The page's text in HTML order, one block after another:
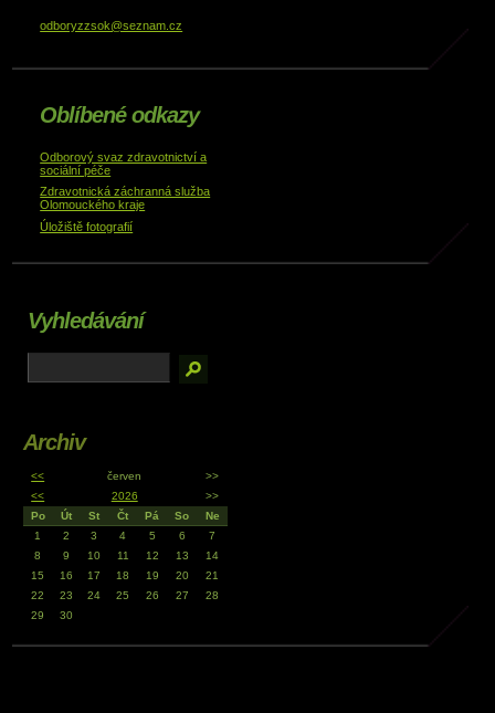
odboryzzsok@seznam.cz
Oblíbené odkazy
Odborový svaz zdravotnictví a
sociální péče
Zdravotnická záchranná služba
Olomouckého kraje
Úložiště fotografií
Vyhledávání
Archiv
<< červen
>>
<<
2026
>>
Po
Út St Čt Pá So
Ne
1
2 3 4 5 6
7
8
9 10 11 12 13
14
15
16 17 18 19 20
21
22
23 24 25 26 27
28
29
30